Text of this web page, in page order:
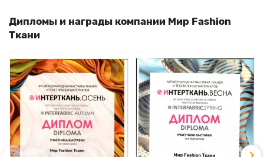
Дипломы и награды компании Мир Fashion
Ткани